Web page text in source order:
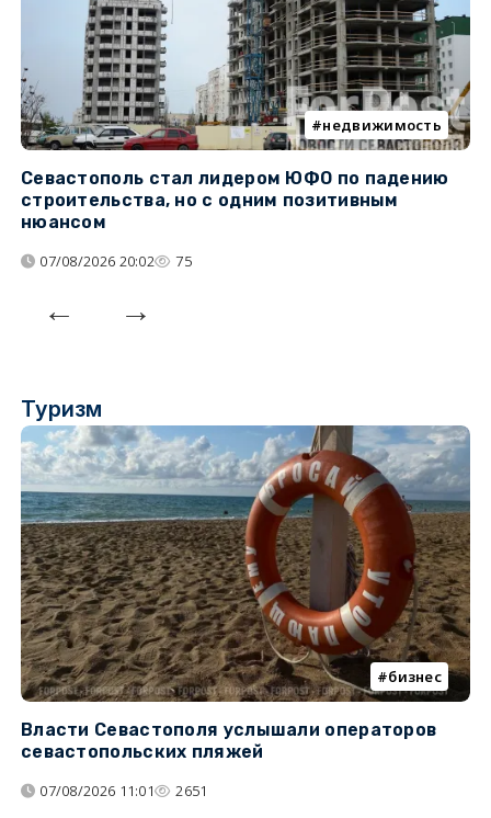
недвижимость
Севастополь стал лидером ЮФО по падению
строительства, но с одним позитивным
нюансом
07/08/2026 20:02 75
Туризм
бизнес
Власти Севастополя услышали операторов
севастопольских пляжей
07/08/2026 11:01 2651